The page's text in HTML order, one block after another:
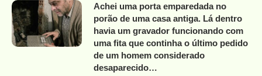
Achei uma porta emparedada no
porão de uma casa antiga. Lá dentro
havia um gravador funcionando com
uma fita que continha o último pedido
de um homem considerado
desaparecido…